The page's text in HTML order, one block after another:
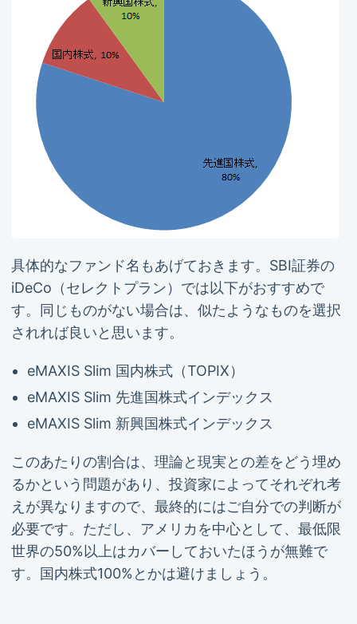
具体的なファンド名もあげておきます。SBI証券の
iDeCo（セレクトプラン）では以下がおすすめで
す。同じものがない場合は、似たようなものを選択
されれば良いと思います。
eMAXIS Slim 国内株式（TOPIX）
eMAXIS Slim 先進国株式インデックス
eMAXIS Slim 新興国株式インデックス
このあたりの割合は、理論と現実との差をどう埋め
るかという問題があり、投資家によってそれぞれ考
えが異なりますので、最終的にはご自分での判断が
必要です。ただし、アメリカを中心として、最低限
世界の50%以上はカバーしておいたほうが無難で
す。国内株式100%とかは避けましょう。